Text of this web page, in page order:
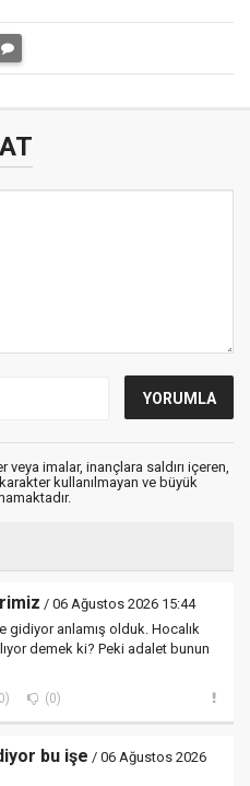
imalar, inançlara saldırı içeren,
kullanılmayan ve büyük
/ 06 Ağustos 2026 15:44
gidiyor anlamış olduk. Hocalık
demek ki? Peki adalet bunun
(0)
bu işe / 06 Ağustos 2026